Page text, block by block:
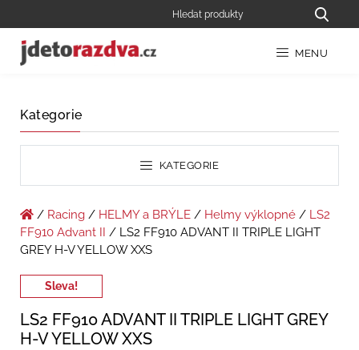
MENU
Kategorie
KATEGORIE
/ Racing / HELMY a BRÝLE / Helmy výklopné / LS2
FF910 Advant II
/ LS2 FF910 ADVANT II TRIPLE LIGHT
GREY H-V YELLOW XXS
Sleva!
LS2 FF910 ADVANT II TRIPLE LIGHT GREY
H-V YELLOW XXS